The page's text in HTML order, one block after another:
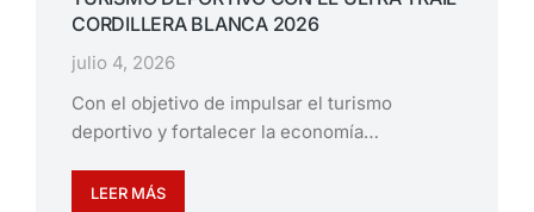
CORDILLERA BLANCA 2026
julio 4, 2026
Con el objetivo de impulsar el turismo
deportivo y fortalecer la economía…
LEER MÁS